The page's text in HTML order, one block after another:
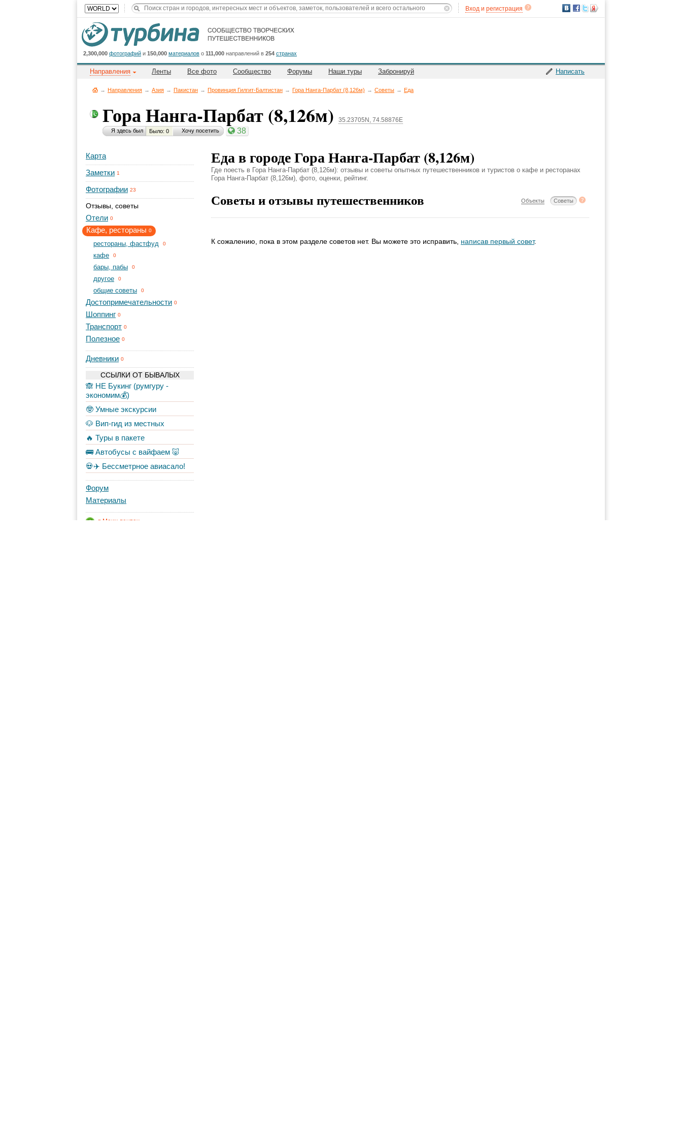
Вход и регистрация
2,300,000 фотографий и 150,000 материалов о 111,000 направлений в 254 странах
Написать
Направления Ленты Все фото Сообщество Форумы Наши туры Забронируй
→ Направления → Азия → Пакистан → Провинция Гилгит-Балтистан → Гора Нанга-Парбат (8,126м) → Советы → Еда
Гора Нанга-Парбат (8,126м) 35.23705N, 74.58876E
Я здесь был Было: 0 Хочу посетить 38
Карта
Заметки 1
Фотографии 23
Отзывы, советы
Отели 0
Кафе, рестораны 0
рестораны, фастфуд 0
кафе 0
бары, пабы 0
другое 0
общие советы 0
Достопримечательности 0
Шоппинг 0
Транспорт 0
Полезное 0
Дневники 0
ССЫЛКИ ОТ БЫВАЛЫХ
🙈 НЕ Букинг (румгуру -
экономим💰)
🤓 Умные экскурсии
🐶 Вип-гид из местных
🔥 Туры в пакете
🚌 Автобусы с вайфаем 🐷
💀✈️ Бессметрное авиасало!
Форум
Материалы
в Моих лентах
Еда в городе Гора Нанга-Парбат (8,126м)
Где поесть в Гора Нанга-Парбат (8,126м): отзывы и советы опытных путешественников и туристов о кафе и ресторанах
Гора Нанга-Парбат (8,126м), фото, оценки, рейтинг.
Советы и отзывы путешественников Объекты Советы
К сожалению, пока в этом разделе советов нет. Вы можете это исправить, написав первый совет.